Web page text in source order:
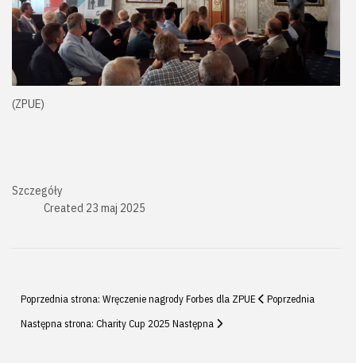
(ZPUE)
Szczegóły
Created 23 maj 2025
Poprzednia strona: Wręczenie nagrody Forbes dla ZPUE
Poprzednia
Następna strona: Charity Cup 2025 Następna